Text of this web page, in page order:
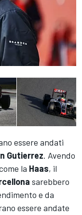
essere andati
Gutierrez. Avendo
la Haas, il
sarebbero
e da
essere andate